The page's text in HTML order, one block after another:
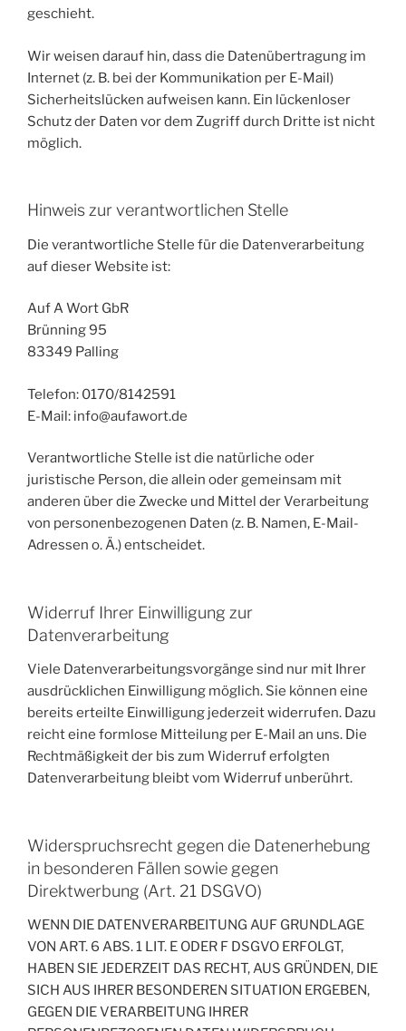
geschieht.
Wir weisen darauf hin, dass die Datenübertragung im
Internet (z. B. bei der Kommunikation per E-Mail)
Sicherheitslücken aufweisen kann. Ein lückenloser
Schutz der Daten vor dem Zugriff durch Dritte ist nicht
möglich.
Hinweis zur verantwortlichen Stelle
Die verantwortliche Stelle für die Datenverarbeitung
auf dieser Website ist:
Auf A Wort GbR
Brünning 95
83349 Palling
Telefon: 0170/8142591
E-Mail: info@aufawort.de
Verantwortliche Stelle ist die natürliche oder
juristische Person, die allein oder gemeinsam mit
anderen über die Zwecke und Mittel der Verarbeitung
von personenbezogenen Daten (z. B. Namen, E-Mail-
Adressen o. Ä.) entscheidet.
Widerruf Ihrer Einwilligung zur
Datenverarbeitung
Viele Datenverarbeitungsvorgänge sind nur mit Ihrer
ausdrücklichen Einwilligung möglich. Sie können eine
bereits erteilte Einwilligung jederzeit widerrufen. Dazu
reicht eine formlose Mitteilung per E-Mail an uns. Die
Rechtmäßigkeit der bis zum Widerruf erfolgten
Datenverarbeitung bleibt vom Widerruf unberührt.
Widerspruchsrecht gegen die Datenerhebung
in besonderen Fällen sowie gegen
Direktwerbung (Art. 21 DSGVO)
WENN DIE DATENVERARBEITUNG AUF GRUNDLAGE
VON ART. 6 ABS. 1 LIT. E ODER F DSGVO ERFOLGT,
HABEN SIE JEDERZEIT DAS RECHT, AUS GRÜNDEN, DIE
SICH AUS IHRER BESONDEREN SITUATION ERGEBEN,
GEGEN DIE VERARBEITUNG IHRER